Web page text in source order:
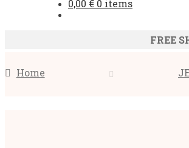
0,00 € 0 items
FREE
Home